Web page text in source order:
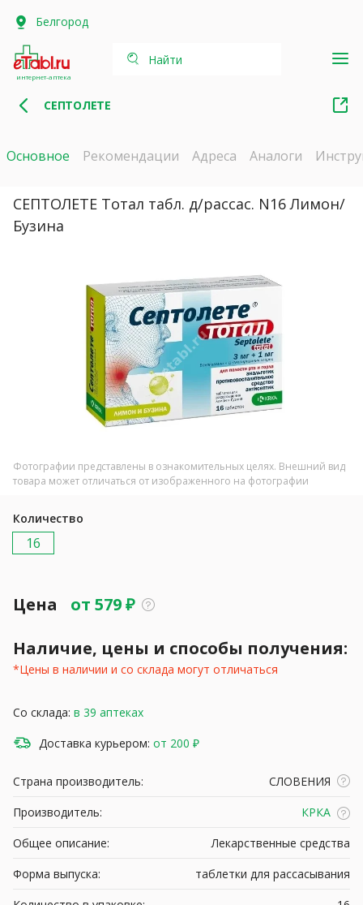
Белгород
интернет-аптека
Найти
СЕПТОЛЕТЕ
Основное Рекомендации Адреса Аналоги
СЕПТОЛЕТЕ Тотал табл. д/рассас. N16 Лимон/
Бузина
Фотографии представлены в ознакомительных целях. Внешний вид
товара может отличаться от изображенного на фотографии
Количество
16
Цена от 579₽
Наличие, цены и способы получения:
*Цены в наличии и со склада могут отличаться
Со склада: в 39 аптеках
Доставка курьером: от 200 ₽
Страна производитель:
СЛОВЕНИЯ
Производитель:
КРКА
Общее описание:
Лекарственные средства
Форма выпуска:
таблетки для рассасывания